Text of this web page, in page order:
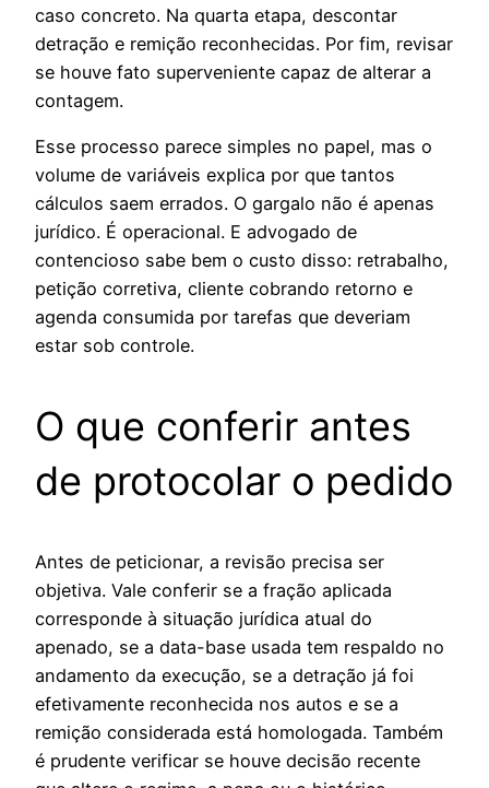
caso concreto. Na quarta etapa, descontar
detração e remição reconhecidas. Por fim, revisar
se houve fato superveniente capaz de alterar a
contagem.
Esse processo parece simples no papel, mas o
volume de variáveis explica por que tantos
cálculos saem errados. O gargalo não é apenas
jurídico. É operacional. E advogado de
contencioso sabe bem o custo disso: retrabalho,
petição corretiva, cliente cobrando retorno e
agenda consumida por tarefas que deveriam
estar sob controle.
O que conferir antes
de protocolar o pedido
Antes de peticionar, a revisão precisa ser
objetiva. Vale conferir se a fração aplicada
corresponde à situação jurídica atual do
apenado, se a data-base usada tem respaldo no
andamento da execução, se a detração já foi
efetivamente reconhecida nos autos e se a
remição considerada está homologada. Também
é prudente verificar se houve decisão recente